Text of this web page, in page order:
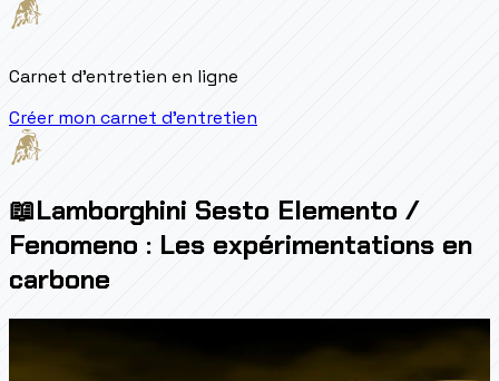
Carnet d'entretien en ligne
Créer mon carnet d'entretien
📖Lamborghini Sesto Elemento /
Fenomeno : Les expérimentations en
carbone